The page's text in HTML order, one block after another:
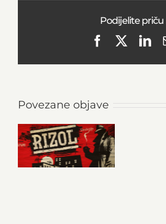
Podijelite priču
Facebook
Povezane objave